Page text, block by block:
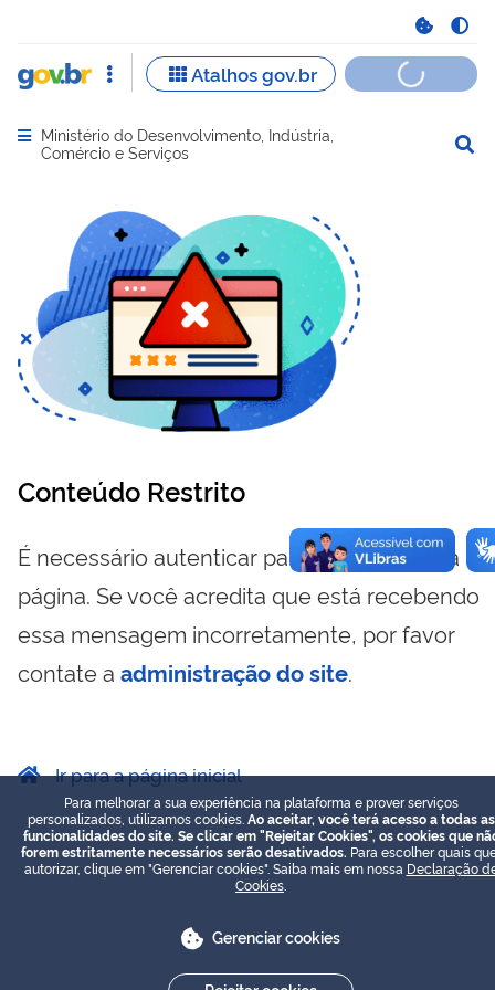
Abrir menu principal de navegação
Ministério do Desenvolvimento, Indústria,
Comércio e Serviços
Conteúdo Restrito
É necessário autenticar para visualizar essa
página. Se você acredita que está recebendo
essa mensagem incorretamente, por favor
contate a administração do site.
Ir para a página inicial
Para melhorar a sua experiência na plataforma e prover serviços
personalizados, utilizamos cookies. Ao aceitar, você terá acesso a todas as
funcionalidades do site. Se clicar em "Rejeitar Cookies", os cookies que
forem estritamente necessários serão desativados. Para escolher quais
autorizar, clique em "Gerenciar cookies". Saiba mais em nossa Declaração
Cookies
Gerenciar cookies